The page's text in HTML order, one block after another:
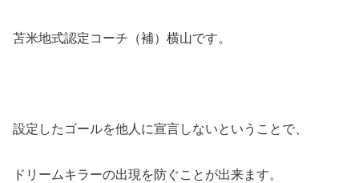
苫米地式認定コーチ（補）横山です。
設定したゴールを他人に宣言しないということで、
ドリームキラーの出現を防ぐことが出来ます。